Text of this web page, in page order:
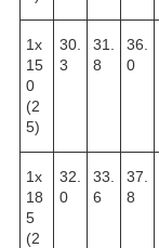
1х
15
0
(2
5)
30.
3
31.
8
36.
0
1х
18
5
(2
32.
0
33.
6
37.
8